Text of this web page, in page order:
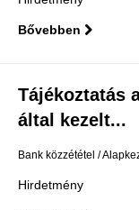
Bővebben
Tájékoztatás
által kezelt...
Bank közzététel
Hirdetmény